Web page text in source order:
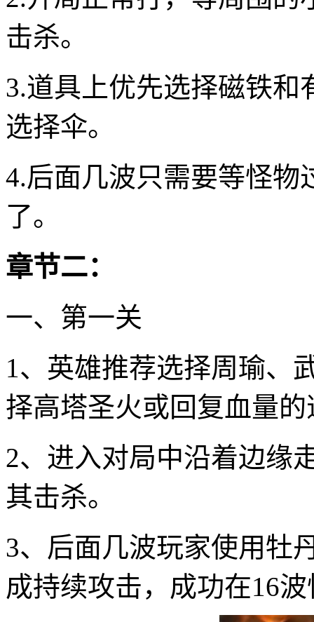
击杀。
3.道具上优先选择磁铁
选择伞。
4.后面几波只需要等怪物
了。
章节二：
一、第一关
1、英雄推荐选择周瑜、
择高塔圣火或回复血量的
2、进入对局中沿着边缘
其击杀。
3、后面几波玩家使用牡
成持续攻击，成功在16